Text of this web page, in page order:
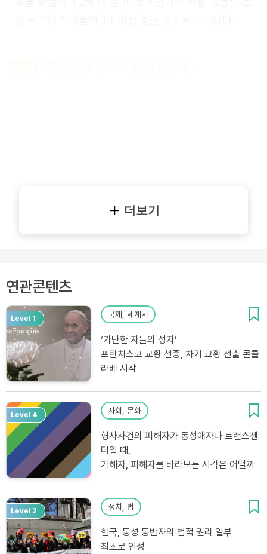
더보기
연관콘텐츠
Level 1 국제, 세계사
‘가난한 자들의 성자’
프란치스코 교황 선종, 차기 교황 선출 콘클
라베 시작
Level 4 사회, 문화
형사사건의 피해자가 동성애자나 트랜스젠
더일 때,
가해자, 피해자를 바라보는 시각은 어떨까
Level 2 정치, 법
한국, 동성 동반자의 법적 권리 일부
최초로 인정